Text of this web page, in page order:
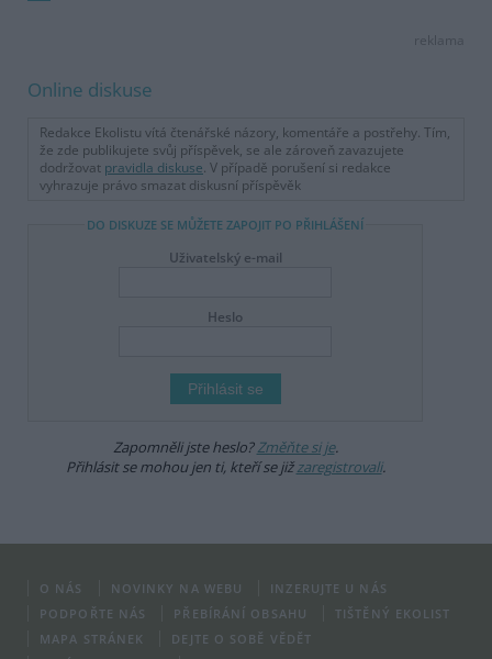
reklama
Online diskuse
Redakce Ekolistu vítá čtenářské názory, komentáře a postřehy. Tím,
že zde publikujete svůj příspěvek, se ale zároveň zavazujete
dodržovat pravidla diskuse. V případě porušení si redakce
vyhrazuje právo smazat diskusní příspěvěk
DO DISKUZE SE MŮŽETE ZAPOJIT PO PŘIHLÁŠENÍ
Uživatelský e-mail
Heslo
Zapomněli jste heslo?Změňte si je.
Přihlásit se mohou jen ti, kteří se jižzaregistrovali.
O NÁS NOVINKY NA WEBU
INZERUJTE U NÁS
PODPOŘTE NÁS
PŘEBÍRÁNÍ OBSAHU
TIŠTĚNÝ EKOLIST
MAPA STRÁNEK
DEJTE O SOBĚ VĚDĚT